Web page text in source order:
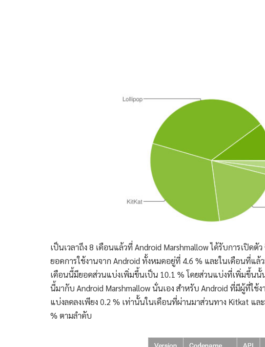
เป็นเวลาถึง 8 เดือนแล้วที่ Android Marshmallow ได้รับการเปิดตั
ยอดการใช้งานจาก Android ทั้งหมดอยู่ที่ 4.6 % และในเดือนที่แ
เดือนนี้มียอดส่วนแบ่งเพิ่มขึ้นเป็น 10.1 % โดยส่วนแบ่งที่เพิ่มขึ้น
นี้มากับ Android Marshmallow นั่นเอง สำหรับ Android ที่มีผู้ที่ใช้
แบ่งลดลงเพียง 0.2 % เท่านั้นในเดือนที่ผ่านมาส่วนทาง Kitkat แล
% ตามลำดับ